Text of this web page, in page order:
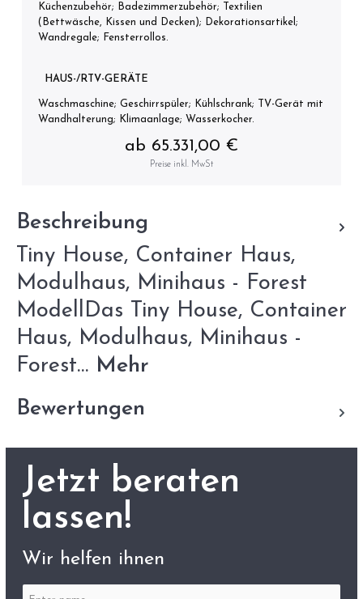
Küchenzubehör; Badezimmerzubehör; Textilien
(Bettwäsche, Kissen und Decken); Dekorationsartikel;
Wandregale; Fensterrollos.
HAUS-/RTV-GERÄTE
Waschmaschine; Geschirrspüler; Kühlschrank; TV-Gerät mit
Wandhalterung; Klimaanlage; Wasserkocher.
ab 65.331,00 €
Preise inkl. MwSt
Beschreibung
Tiny House, Container Haus,
Modulhaus, Minihaus - Forest
ModellDas Tiny House, Container
Haus, Modulhaus, Minihaus -
Forest… Mehr
Bewertungen
Jetzt beraten
lassen!
Wir helfen ihnen